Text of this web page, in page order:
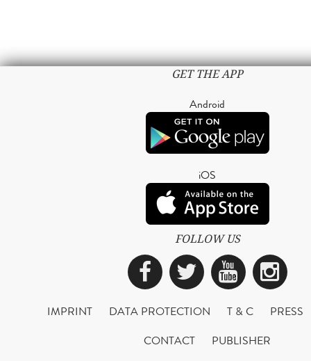
GET THE APP
Android
iOS
FOLLOW US
Facebook
Twitter
IMPRINT DATA PROTECTION T & C
PRESS
CONTACT
PUBLISHER